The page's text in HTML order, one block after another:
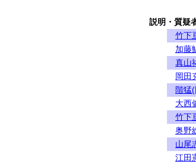
説明・質疑
竹下
加藤
真山
岡田
階猛
大西
竹下
奥野
山尾
江田